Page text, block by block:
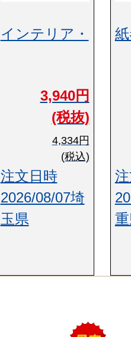
インテリア・
3,940円
(税抜)
4,334円
(税込)
注文日時
2026/08/07埼
玉県